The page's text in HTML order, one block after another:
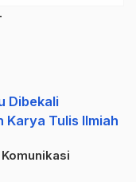
Dibekali
Karya Tulis Ilmiah